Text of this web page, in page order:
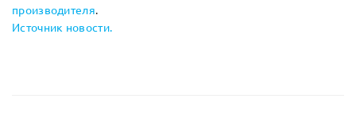
производителя.
Источник новости.